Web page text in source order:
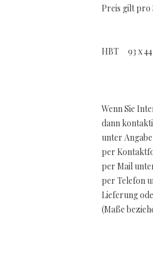
Preis gilt pro
HBT 93 x 44
Wenn Sie
dann
unter
per
per Mail
per Telefon
Lieferung
(Maße